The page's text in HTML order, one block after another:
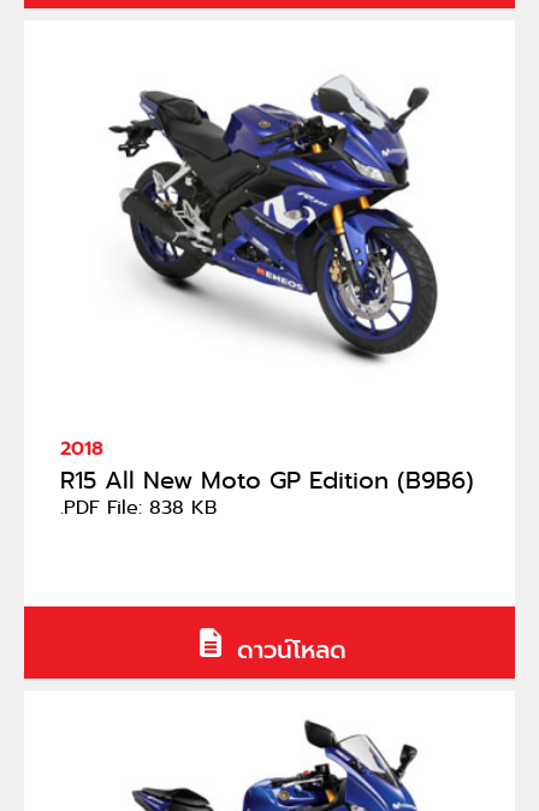
2018
R15 All New Moto GP Edition (B9B6)
.PDF File: 838 KB
ดาวน์โหลด